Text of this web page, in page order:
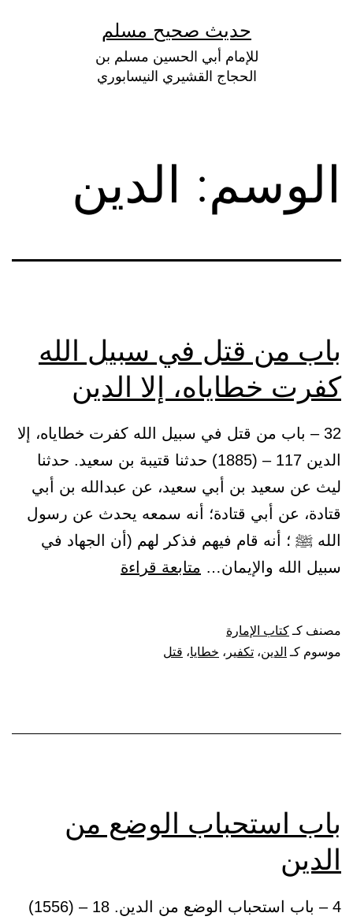
حديث صحيح مسلم
للإمام أبي الحسين مسلم بن
الحجاج القشيري النيسابوري
الوسم: الدين
باب من قتل في سبيل الله
كفرت خطاياه، إلا الدين
32 – باب من قتل في سبيل الله كفرت خطاياه، إلا
الدين 117 – (1885) حدثنا قتيبة بن سعيد. حدثنا
ليث عن سعيد بن أبي سعيد، عن عبدالله بن أبي
قتادة، عن أبي قتادة؛ أنه سمعه يحدث عن رسول
الله ﷺ ؛ أنه قام فيهم فذكر لهم (أن الجهاد في
سبيل الله والإيمان… متابعة قراءة
مصنف كـكتاب الإمارة
موسوم كـ الدين، تكفير ، خطايا، قتل
باب استحباب الوضع من
الدين
4 – باب استحباب الوضع من الدين. 18 – (1556)